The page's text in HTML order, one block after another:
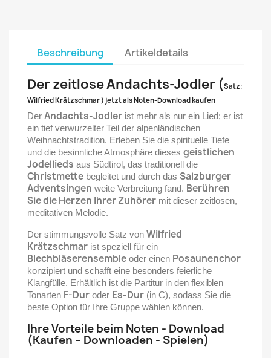
Beschreibung Artikeldetails
Der zeitlose Andachts-Jodler (Satz:
Wilfried Krätzschmar ) jetzt als Noten-Download kaufen
Der Andachts-Jodler ist mehr als nur ein Lied; er ist
ein tief verwurzelter Teil der alpenländischen
Weihnachtstradition. Erleben Sie die spirituelle Tiefe
und die besinnliche Atmosphäre dieses geistlichen
Jodellieds aus Südtirol, das traditionell die
Christmette begleitet und durch das Salzburger
Adventsingen weite Verbreitung fand. Berühren
Sie die Herzen Ihrer Zuhörer mit dieser zeitlosen,
meditativen Melodie.
Der stimmungsvolle Satz von Wilfried
Krätzschmar ist speziell für ein
Blechbläserensemble oder einen Posaunenchor
konzipiert und schafft eine besonders feierliche
Klangfülle. Erhältlich ist die Partitur in den flexiblen
Tonarten F-Dur oder Es-Dur (in C), sodass Sie die
beste Option für Ihre Gruppe wählen können.
Ihre Vorteile beim Noten - Download
(Kaufen – Downloaden - Spielen)